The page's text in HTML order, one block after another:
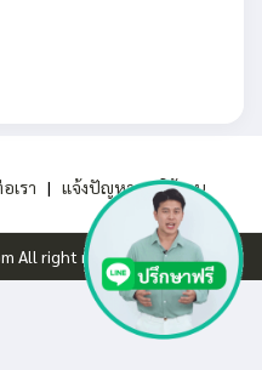
เรา | แจ้งปัญหาการใช้งาน
All right reserved.